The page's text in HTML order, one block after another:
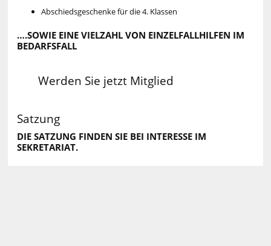
Abschiedsgeschenke für die 4. Klassen
….SOWIE EINE VIELZAHL VON EINZELFALLHILFEN IM
BEDARFSFALL
Werden Sie jetzt Mitglied
Satzung
DIE SATZUNG FINDEN SIE BEI INTERESSE IM
SEKRETARIAT.